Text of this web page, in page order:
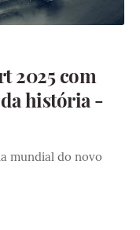
2025 com
história -
mundial do novo